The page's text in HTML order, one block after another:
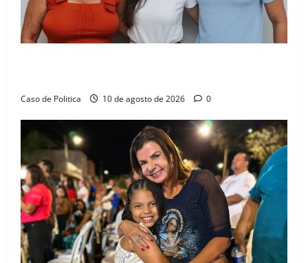
Caso de Politica 10 de agosto de 2026 0